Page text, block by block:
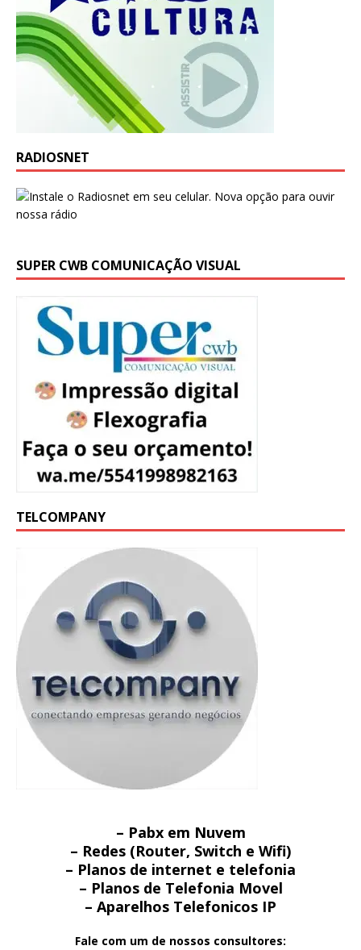
RADIOSNET
SUPER CWB COMUNICAÇÃO VISUAL
TELCOMPANY
– Pabx em Nuvem
– Redes (Router, Switch e Wifi)
– Planos de internet e telefonia
– Planos de Telefonia Movel
– Aparelhos Telefonicos IP
Fale com um de nossos consultores: